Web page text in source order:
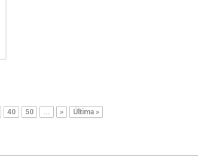
40 50 ... » Última »